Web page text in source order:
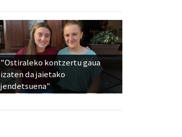
"Ostiraleko kontzertu gaua
izaten da jaietako
jendetsuena"